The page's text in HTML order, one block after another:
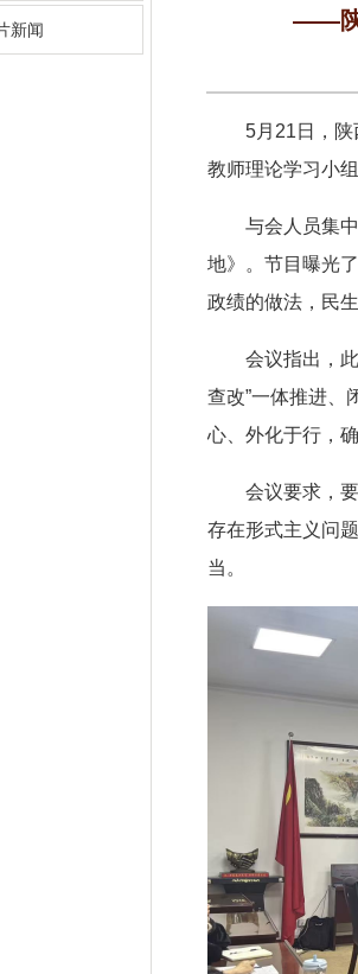
新闻 ——陕
5月21日，
教师理论学习小组
与会人员集
地》。节目曝光
政绩的做法，民
会议指出，
查改”一体推进、
心、外化于行，
会议要求，
存在形式主义问
当。